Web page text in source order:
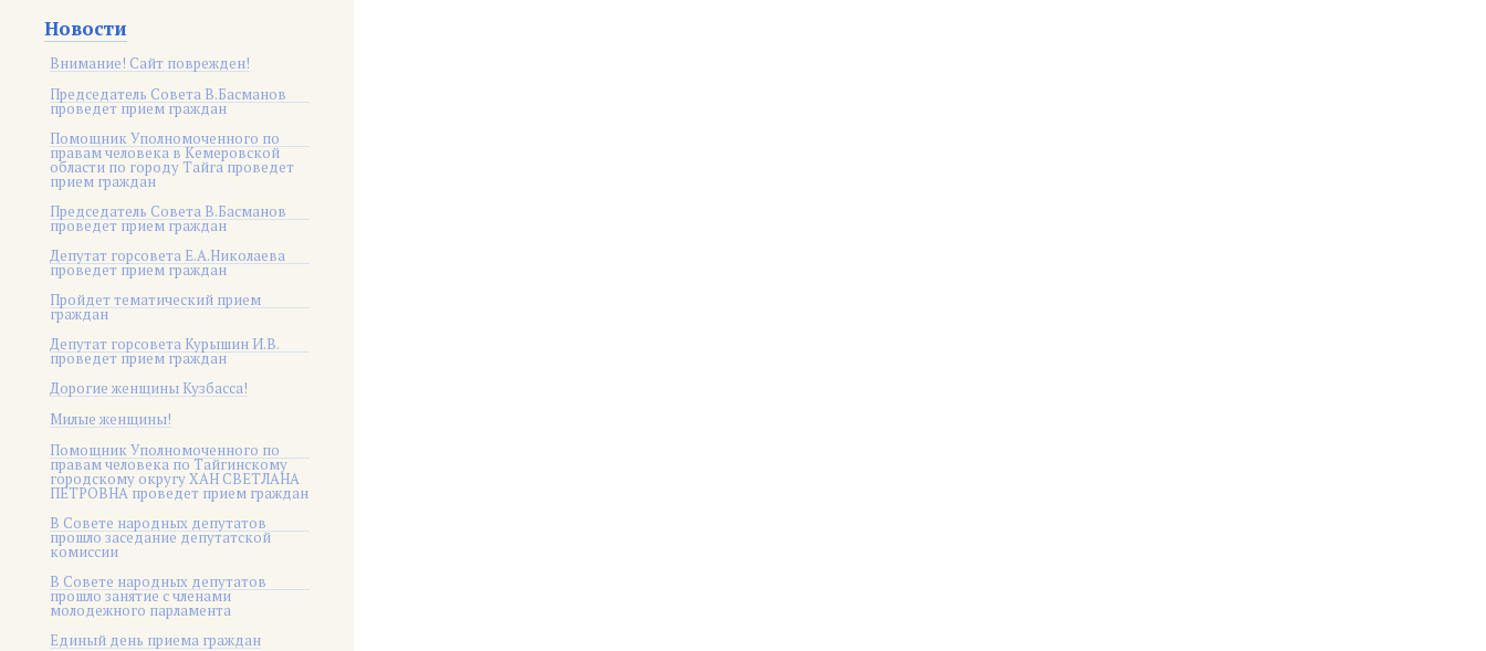
Новости
Внимание! Сайт поврежден!
Председатель Совета В.Басманов
проведет прием граждан
Помощник Уполномоченного по
правам человека в Кемеровской
области по городу Тайга проведет
прием граждан
Председатель Совета В.Басманов
проведет прием граждан
Депутат горсовета Е.А.Николаева
проведет прием граждан
Пройдет тематический прием
граждан
Депутат горсовета Курышин И.В.
проведет прием граждан
Дорогие женщины Кузбасса!
Милые женщины!
Помощник Уполномоченного по
правам человека по Тайгинскому
городскому округу ХАН СВЕТЛАНА
ПЕТРОВНА проведет прием граждан
В Совете народных депутатов
прошло заседание депутатской
комиссии
В Совете народных депутатов
прошло занятие с членами
молодежного парламента
Единый день приема граждан